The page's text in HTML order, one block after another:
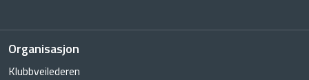
Organisasjon
Klubbveilederen